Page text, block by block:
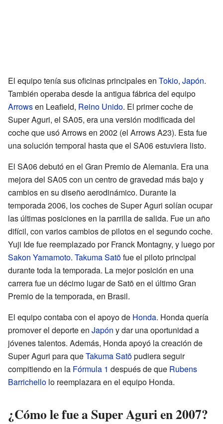
El equipo tenía sus oficinas principales en Tokio, Japón.
También operaba desde la antigua fábrica del equipo
Arrowsen Leafield, Reino Unido. El primer coche de
Super Aguri, el SA05, era una versión modificada del
coche que usó Arrows en 2002 (el Arrows A23). Esta fue
una solución temporal hasta que el SA06 estuviera listo.
El SA06 debutó en el Gran Premio de Alemania. Era una
mejora del SA05 con un centro de gravedad más bajo y
cambios en su diseño aerodinámico. Durante la
temporada 2006, los coches de Super Aguri solían ocupar
las últimas posiciones en la parrilla de salida. Fue un año
difícil, con varios cambios de pilotos en el segundo coche.
Yuji Ide fue reemplazado por Franck Montagny, y luego por
Sakon Yamamoto. Takuma Satōfue el piloto principal
durante toda la temporada. La mejor posición en una
carrera fue un décimo lugar de Satō en el último Gran
Premio de la temporada, en Brasil.
El equipo contaba con el apoyo de Honda. Honda quería
promover el deporte en Japón y dar una oportunidad a
jóvenes talentos. Además, Honda apoyó la creación de
Super Aguri para queTakuma Satōpudiera seguir
compitiendo en la Fórmula 1 después de que Rubens
Barrichello lo reemplazara en el equipo Honda.
¿Cómo le fue a Super Aguri en 2007?